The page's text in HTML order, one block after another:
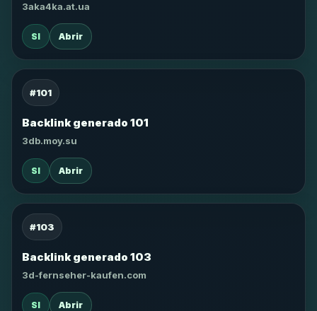
3aka4ka.at.ua
SI Abrir
#101
Backlink generado 101
3db.moy.su
SI Abrir
#103
Backlink generado 103
3d-fernseher-kaufen.com
SI Abrir